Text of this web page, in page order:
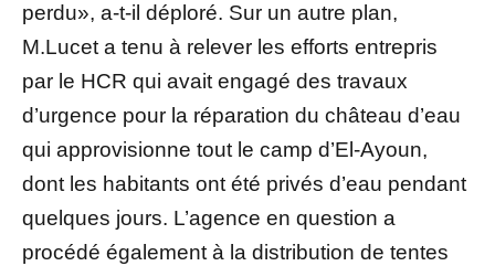
perdu», a-t-il déploré. Sur un autre plan,
M.Lucet a tenu à relever les efforts entrepris
par le HCR qui avait engagé des travaux
d’urgence pour la réparation du château d’eau
qui approvisionne tout le camp d’El-Ayoun,
dont les habitants ont été privés d’eau pendant
quelques jours. L’agence en question a
procédé également à la distribution de tentes